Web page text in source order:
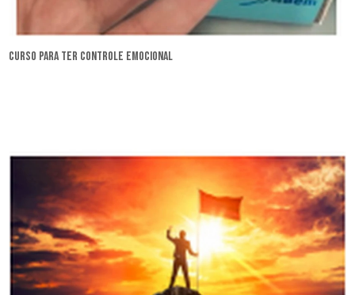
curso para ter controle emocional